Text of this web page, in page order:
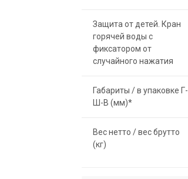
Защита от детей. Кран
горячей воды с
фиксатором от
случайного нажатия
Габариты / в упаковке Г-
Ш-В (мм)*
Вес нетто / вес брутто
(кг)